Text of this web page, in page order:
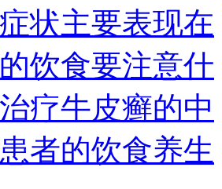
状主要表现在
饮食要注意什
疗牛皮癣的中
者的饮食养生